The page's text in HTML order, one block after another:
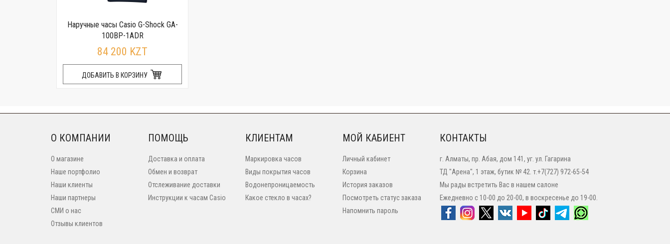
Наручные часы Casio G-Shock GA-
100BP-1ADR
84 200 KZT
ДОБАВИТЬ В КОРЗИНУ
О КОМПАНИИ
О магазине
Наше портфолио
Наши клиенты
Наши партнеры
СМИ о нас
Отзывы клиентов
ПОМОЩЬ
Доставка и оплата
Обмен и возврат
Отслеживание доставки
Инструкции к часам Casio
КЛИЕНТАМ
Маркировка часов
Виды покрытия часов
Водонепроницаемость
Какое стекло в часах?
МОЙ КАБИЕНТ
Личный кабинет
Корзина
История заказов
Посмотреть статус заказа
Напомнить пароль
КОНТАКТЫ
г. Алматы, пр. Абая, дом 141, уг. ул. Гагарина
ТД "Арена", 1 этаж, бутик № 42. т.+7(727) 972-65-54
Мы рады встретить Вас в нашем салоне
Ежедневно с 10-00 до 20-00, в воскресенье до 19-00.